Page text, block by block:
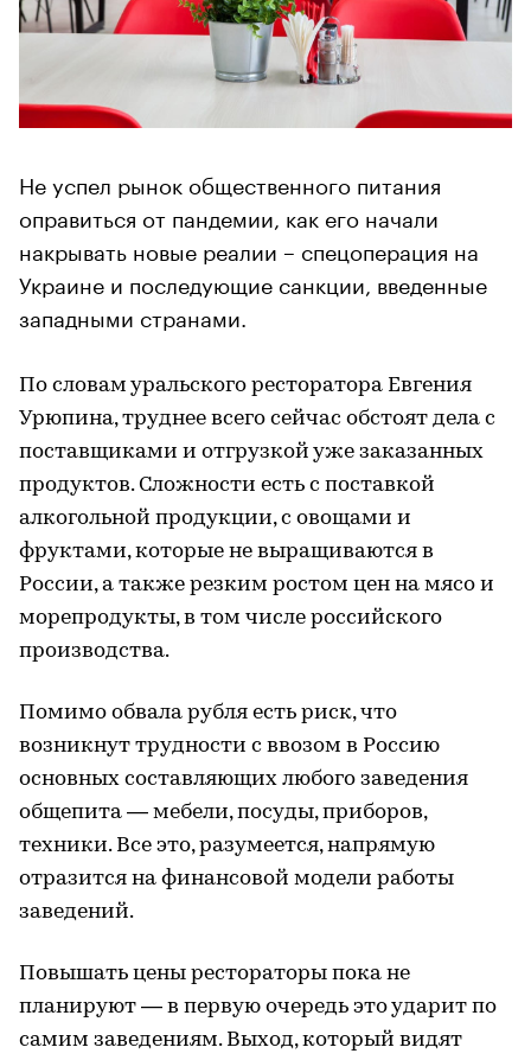
Не успел рынок общественного питания
оправиться от пандемии, как его начали
накрывать новые реалии – спецоперация на
Украине и последующие санкции, введенные
западными странами.
По словам уральского ресторатора Евгения
Урюпина, труднее всего сейчас обстоят дела с
поставщиками и отгрузкой уже заказанных
продуктов. Сложности есть с поставкой
алкогольной продукции, с овощами и
фруктами, которые не выращиваются в
России, а также резким ростом цен на мясо и
морепродукты, в том числе российского
производства.
Помимо обвала рубля есть риск, что
возникнут трудности с ввозом в Россию
основных составляющих любого заведения
общепита — мебели, посуды, приборов,
техники. Все это, разумеется, напрямую
отразится на финансовой модели работы
заведений.
Повышать цены рестораторы пока не
планируют — в первую очередь это ударит по
самим заведениям. Выход, который видят